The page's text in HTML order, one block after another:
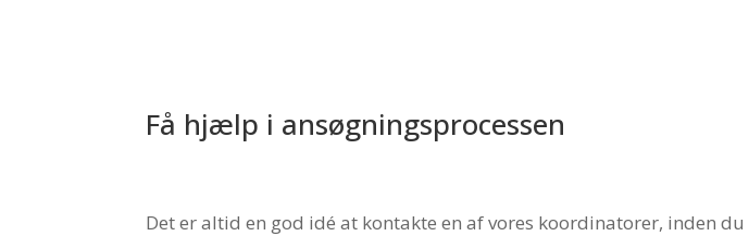
Få hjælp i ansøgningsprocessen
Det er altid en god idé at kontakte en af vores koordinatorer, inden